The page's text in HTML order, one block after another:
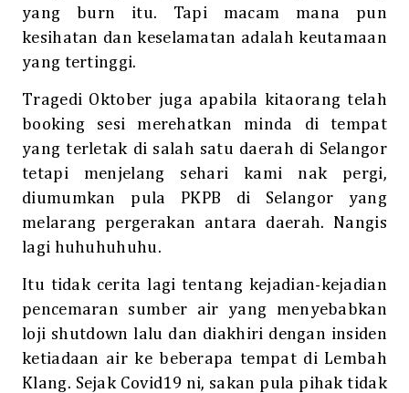
yang burn itu. Tapi macam mana pun
kesihatan dan keselamatan adalah keutamaan
yang tertinggi.
Tragedi Oktober juga apabila kitaorang telah
booking sesi merehatkan minda di tempat
yang terletak di salah satu daerah di Selangor
tetapi menjelang sehari kami nak pergi,
diumumkan pula PKPB di Selangor yang
melarang pergerakan antara daerah. Nangis
lagi huhuhuhuhu.
Itu tidak cerita lagi tentang kejadian-kejadian
pencemaran sumber air yang menyebabkan
loji shutdown lalu dan diakhiri dengan insiden
ketiadaan air ke beberapa tempat di Lembah
Klang. Sejak Covid19 ni, sakan pula pihak tidak